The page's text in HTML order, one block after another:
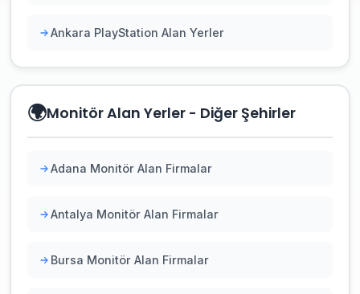
Ankara PlayStation Alan Yerler
🌍Monitör Alan Yerler - Diğer Şehirler
Adana Monitör Alan Firmalar
Antalya Monitör Alan Firmalar
Bursa Monitör Alan Firmalar